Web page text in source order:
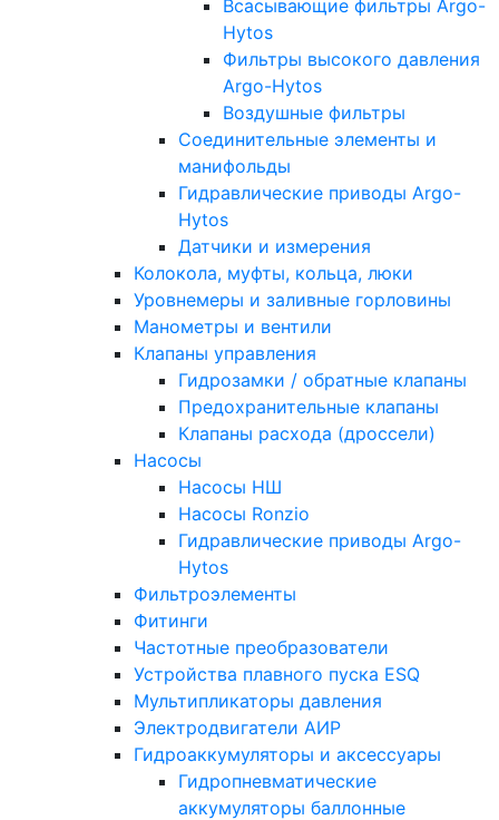
Всасывающие фильтры Argo-
Hytos
Фильтры высокого давления
Argo-Hytos
Воздушные фильтры
Соединительные элементы и
манифольды
Гидравлические приводы Argo-
Hytos
Датчики и измерения
Колокола, муфты, кольца, люки
Уровнемеры и заливные горловины
Манометры и вентили
Клапаны управления
Гидрозамки / обратные клапаны
Предохранительные клапаны
Клапаны расхода (дроссели)
Насосы
Насосы НШ
Насосы Ronzio
Гидравлические приводы Argo-
Hytos
Фильтроэлементы
Фитинги
Частотные преобразователи
Устройства плавного пуска ESQ
Мультипликаторы давления
Электродвигатели АИР
Гидроаккумуляторы и аксессуары
Гидропневматические
аккумуляторы баллонные